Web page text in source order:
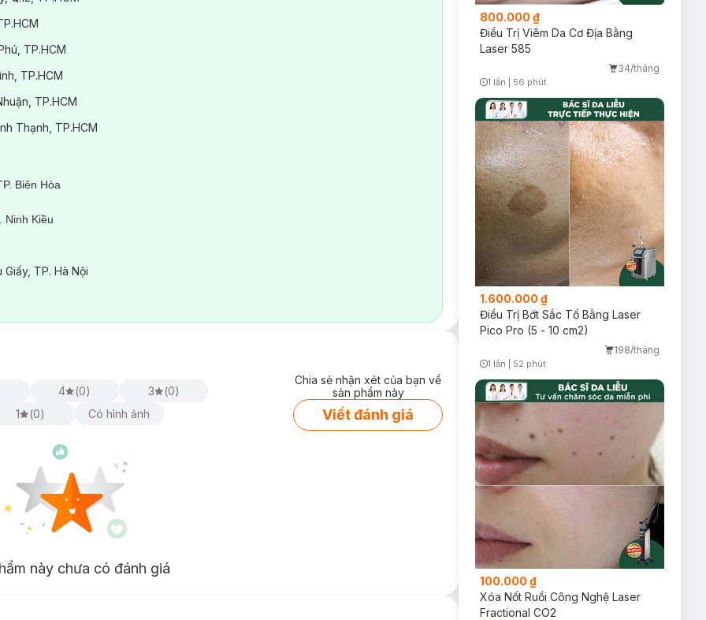
TP.HCM
TP.HCM
TP.HCM
Thạnh, TP.HCM
Biên Hòa
Ninh Kiều
TP. Hà Nội
4 (0) 3 (0)
1
(0) Có hình ảnh
Chia sẻ nhận xét của bạn về
sản phẩm này
Viết đánh giá
này chưa có đánh giá
800.000 ₫
Điều Trị Viêm Da Cơ Địa Bằng
Laser 585
34/tháng
Timer Gray Icon
1 lần 56 phút
1.600.000 ₫
Điều Trị Bớt Sắc Tố Bằng Laser
Pico Pro (5 - 10 cm2)
198/tháng
1 lần 52 phút
100.000 ₫
Xóa Nốt Ruồi Công Nghệ Laser
Fractional CO2